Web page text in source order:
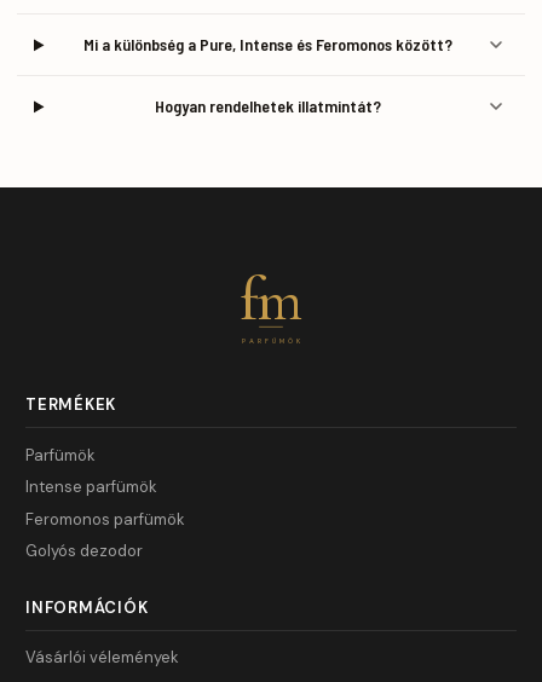
Mi a különbség a Pure, Intense és Feromonos között?
Hogyan rendelhetek illatmintát?
fm
PARFÜMÖK
TERMÉKEK
Parfümök
Intense parfümök
Feromonos parfümök
Golyós dezodor
INFORMÁCIÓK
Vásárlói vélemények